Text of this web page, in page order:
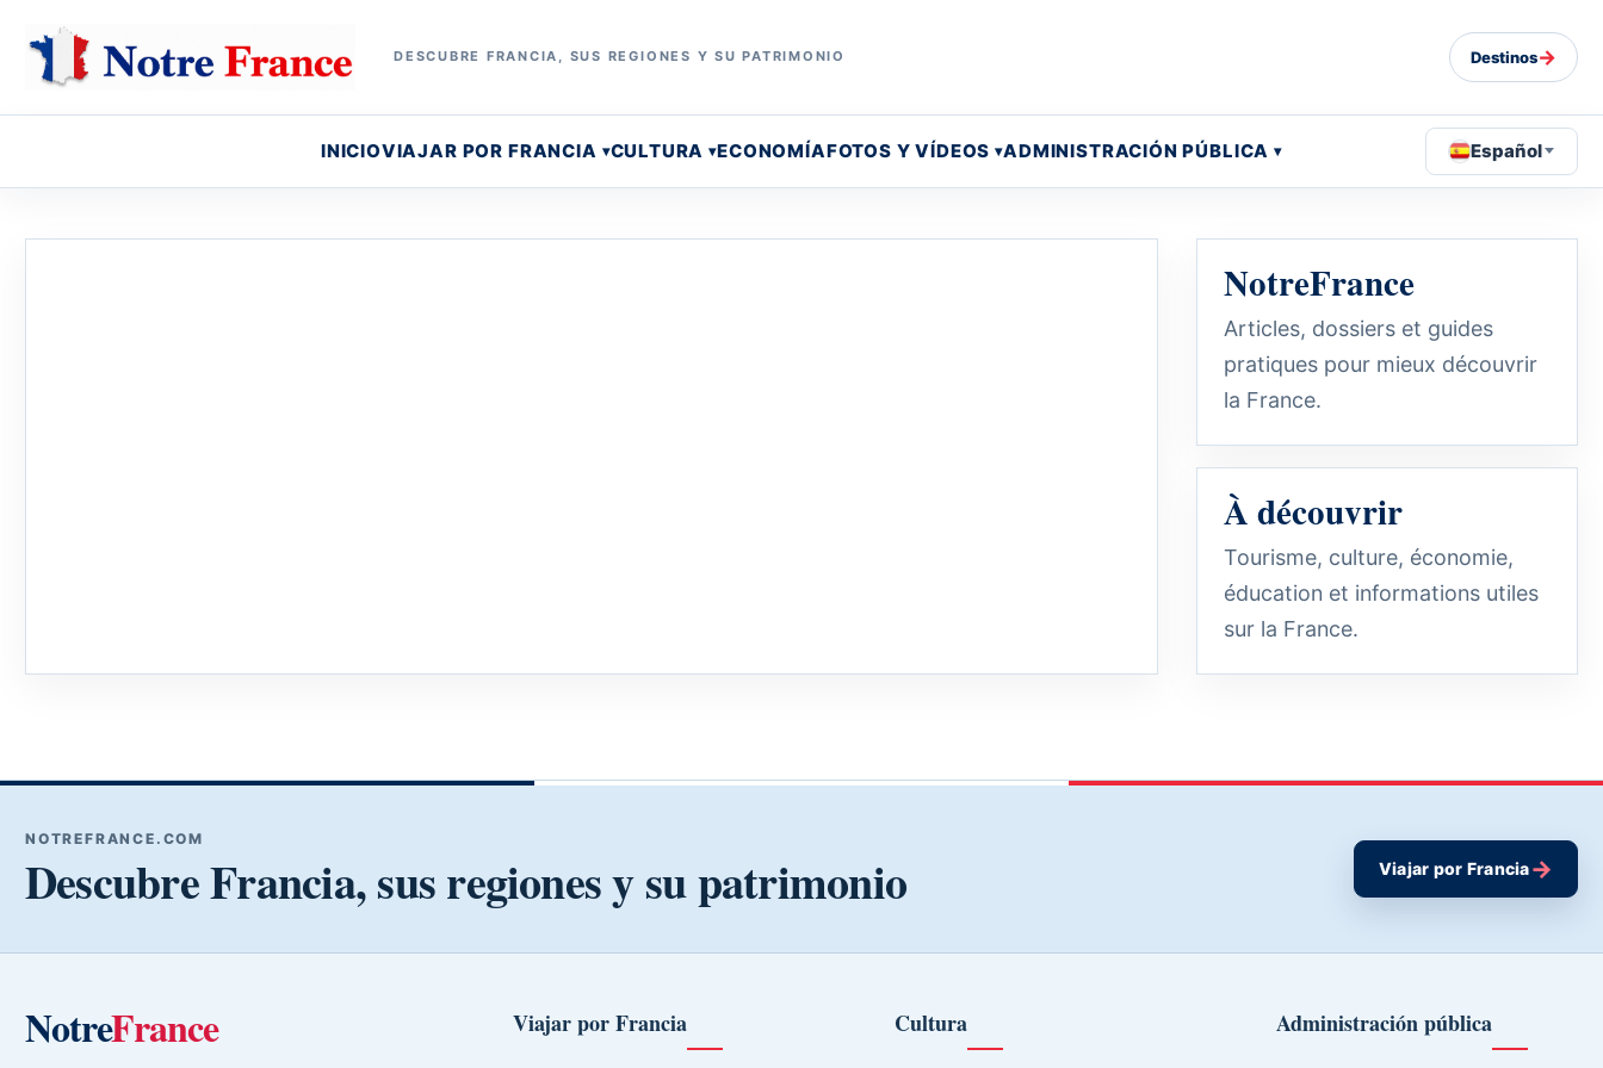
DESCUBRE FRANCIA, SUS REGIONES Y SU PATRIMONIO Destinos→
INICIOVIAJAR POR FRANCIA CULTURA ECONOMÍAFOTOS Y VÍDEOS ADMINISTRACIÓN PÚBLICA Español
NotreFrance
Articles, dossiers et guides
pratiques pour mieux découvrir
la France.
À découvrir
Tourisme, culture, économie,
éducation et informations utiles
sur la France.
NOTREFRANCE.COM
Descubre Francia, sus regiones y su patrimonio Viajar por Francia→
NotreFrance Viajar por Francia Cultura Administración pública